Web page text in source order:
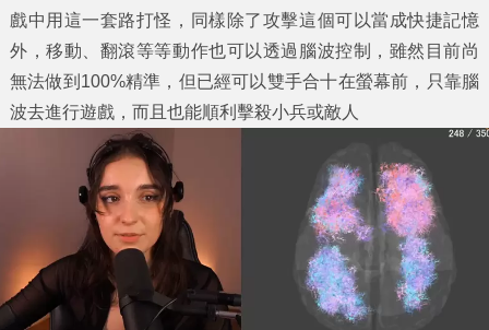
戲中用這一套路打怪，同樣除了攻擊這個可以當成快捷記憶
外，移動、翻滾等等動作也可以透過腦波控制，雖然目前尚
無法做到100%精準，但已經可以雙手合十在螢幕前，只靠腦
波去進行遊戲，而且也能順利擊殺小兵或敵人